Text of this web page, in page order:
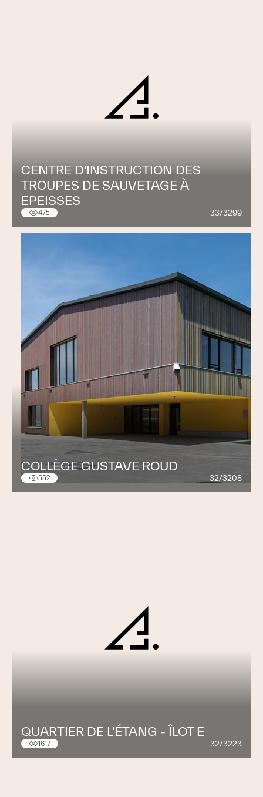
CENTRE D'INSTRUCTION DES
TROUPES DE SAUVETAGE À
EPEISSES
475 33/3299
COLLÈGE GUSTAVE ROUD
552 32/3208
QUARTIER DE L'ÉTANG - ÎLOT E
1617 32/3223